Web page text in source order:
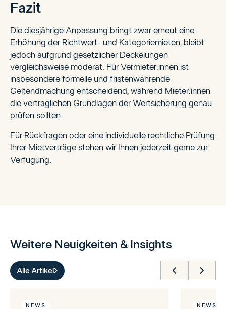
Fazit
Die diesjährige Anpassung bringt zwar erneut eine
Erhöhung der Richtwert- und Kategoriemieten, bleibt
jedoch aufgrund gesetzlicher Deckelungen
vergleichsweise moderat. Für Vermieter:innen ist
insbesondere formelle und fristenwahrende
Geltendmachung entscheidend, während Mieter:innen
die vertraglichen Grundlagen der Wertsicherung genau
prüfen sollten.
Für Rückfragen oder eine individuelle rechtliche Prüfung
Ihrer Mietverträge stehen wir Ihnen jederzeit gerne zur
Verfügung.
Weitere Neuigkeiten & Insights
Alle Artikel
NEWS NEWS